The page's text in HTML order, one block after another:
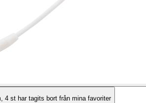
4 st har tagits bort från mina favoriter